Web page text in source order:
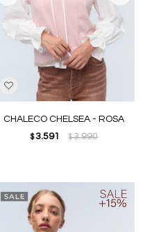
CHALECO CHELSEA - ROSA
$ 3.591 $3.990